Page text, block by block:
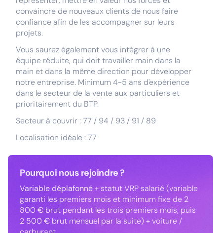
convaincre de nouveaux clients de nous faire
confiance afin de les accompagner sur leurs
projets.
Vous saurez également vous intégrer à une
équipe réduite, qui doit travailler main dans la
main et dans la même direction pour développer
notre entreprise. Minimum 4-5 ans d'expérience
dans le secteur de la vente aux particuliers et
prioritairement du BTP.
Secteur à couvrir : 77 / 94 / 93 / 91 / 89
Localisation idéale : 77
Pourquoi nous rejoindre ?
Variable déplafonné+ statut VRP salarié (variable
garanti les premiers mois et minimum fixe de 2
800 € brut pendant les trois premiers mois, puis
2 500 € brut mensuel par la suite) + voiture /